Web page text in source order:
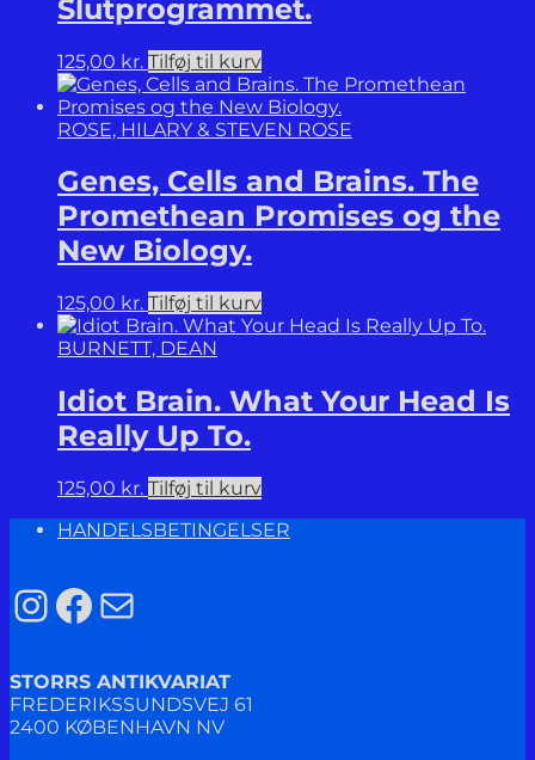
Slutprogrammet.
125,00 kr. Tilføj til kurv
ROSE, HILARY & STEVEN ROSE
Genes, Cells and Brains. The
Promethean Promises og the
New Biology.
125,00 kr. Tilføj til kurv
BURNETT, DEAN
Idiot Brain. What Your Head Is
Really Up To.
125,00 kr. Tilføj til kurv
HANDELSBETINGELSER
Instagram
Facebook
Mail
STORRS ANTIKVARIAT
FREDERIKSSUNDSVEJ 61
2400 KØBENHAVN NV